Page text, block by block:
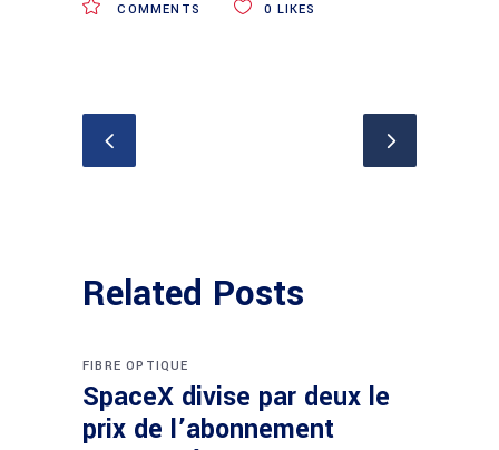
COMMENTS 0 LIKES
Related Posts
FIBRE OPTIQUE
SpaceX divise par deux le
prix de l’abonnement